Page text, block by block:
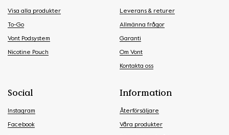
Visa alla produkter
To-Go
Vont Podsystem
Nicotine Pouch
Leverans & returer
Allmänna frågor
Garanti
Om Vont
Kontakta oss
Social
Instagram
Facebook
Information
Återförsäljare
Våra produkter